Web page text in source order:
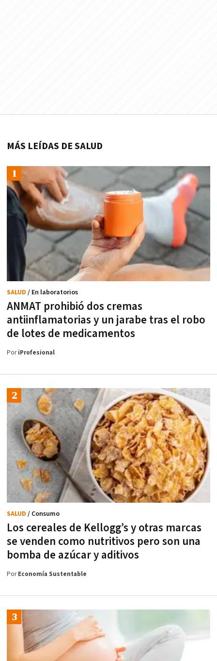
MÁS LEÍDAS DE SALUD
ANMAT prohibió dos cremas
antiinflamatorias y un jarabe tras el robo
de lotes de medicamentos
SALUD / En laboratorios
PoriProfesional
Los cereales de Kellogg’s y otras marcas
se venden como nutritivos pero son una
bomba de azúcar y aditivos
SALUD / Consumo
PorEconomía Sustentable